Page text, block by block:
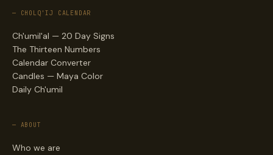
— CHOLQ'IJ CALENDAR
Ch'umil'al — 20 Day Signs
The Thirteen Numbers
Calendar Converter
Candles — Maya Color
Daily Ch'umil
— ABOUT
Who we are